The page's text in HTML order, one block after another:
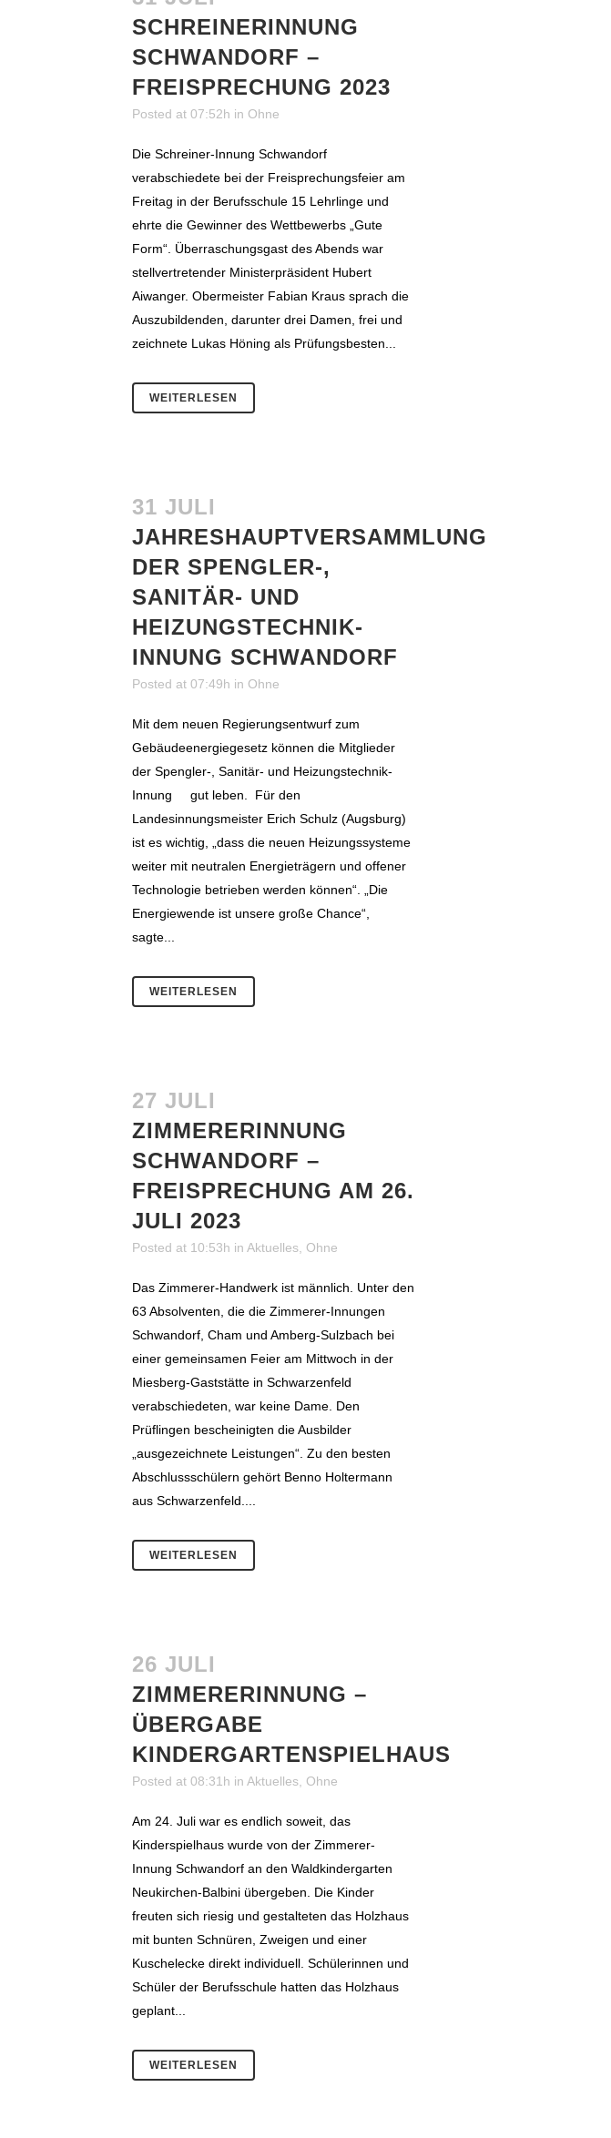
SCHREINERINNUNG
SCHWANDORF –
FREISPRECHUNG 2023
Posted at 07:52h in Ohne
Die Schreiner-Innung Schwandorf
verabschiedete bei der Freisprechungsfeier am
Freitag in der Berufsschule 15 Lehrlinge und
ehrte die Gewinner des Wettbewerbs „Gute
Form“. Überraschungsgast des Abends war
stellvertretender Ministerpräsident Hubert
Aiwanger. Obermeister Fabian Kraus sprach die
Auszubildenden, darunter drei Damen, frei und
zeichnete Lukas Höning als Prüfungsbesten...
WEITERLESEN
31 JULI
JAHRESHAUPTVERSAMMLUNG
DER SPENGLER-,
SANITÄR- UND
HEIZUNGSTECHNIK-
INNUNG SCHWANDORF
Posted at 07:49h in Ohne
Mit dem neuen Regierungsentwurf zum
Gebäudeenergiegesetz können die Mitglieder
der Spengler-, Sanitär- und Heizungstechnik-
Innung gut leben. Für den
Landesinnungsmeister Erich Schulz (Augsburg)
ist es wichtig, „dass die neuen Heizungssysteme
weiter mit neutralen Energieträgern und offener
Technologie betrieben werden können“. „Die
Energiewende ist unsere große Chance“,
sagte...
WEITERLESEN
27 JULI
ZIMMERERINNUNG
SCHWANDORF –
FREISPRECHUNG AM 26.
JULI 2023
Posted at 10:53h in Aktuelles Ohne
Das Zimmerer-Handwerk ist männlich. Unter den
63 Absolventen, die die Zimmerer-Innungen
Schwandorf, Cham und Amberg-Sulzbach bei
einer gemeinsamen Feier am Mittwoch in der
Miesberg-Gaststätte in Schwarzenfeld
verabschiedeten, war keine Dame. Den
Prüflingen bescheinigten die Ausbilder
„ausgezeichnete Leistungen“. Zu den besten
Abschlussschülern gehört Benno Holtermann
aus Schwarzenfeld....
WEITERLESEN
26 JULI
ZIMMERERINNUNG –
ÜBERGABE
KINDERGARTENSPIELHAUS
Posted at 08:31h in Aktuelles Ohne
Am 24. Juli war es endlich soweit, das
Kinderspielhaus wurde von der Zimmerer-
Innung Schwandorf an den Waldkindergarten
Neukirchen-Balbini übergeben. Die Kinder
freuten sich riesig und gestalteten das Holzhaus
mit bunten Schnüren, Zweigen und einer
Kuschelecke direkt individuell. Schülerinnen und
Schüler der Berufsschule hatten das Holzhaus
geplant...
WEITERLESEN